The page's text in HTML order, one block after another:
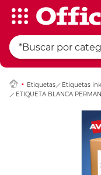
Etiquetas
Etiquetas
ETIQUETA BLANCA